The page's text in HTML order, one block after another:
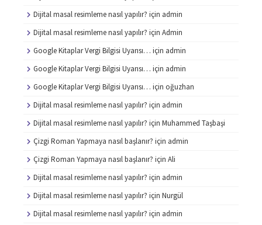
Dijital masal resimleme nasıl yapılır? için admin
Dijital masal resimleme nasıl yapılır? için Admin
Google Kitaplar Vergi Bilgisi Uyarısı… için admin
Google Kitaplar Vergi Bilgisi Uyarısı… için admin
Google Kitaplar Vergi Bilgisi Uyarısı… için oğuzhan
Dijital masal resimleme nasıl yapılır? için admin
Dijital masal resimleme nasıl yapılır? için Muhammed Taşbaşi
Çizgi Roman Yapmaya nasıl başlanır? için admin
Çizgi Roman Yapmaya nasıl başlanır? için Ali
Dijital masal resimleme nasıl yapılır? için admin
Dijital masal resimleme nasıl yapılır? için Nurgül
Dijital masal resimleme nasıl yapılır? için admin